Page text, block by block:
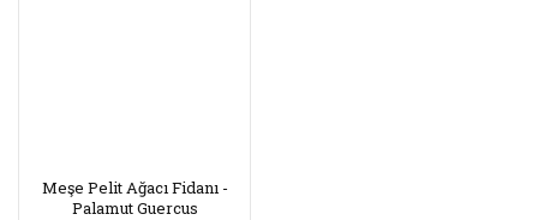
Meşe Pelit Ağacı Fidanı -
Palamut Guercus